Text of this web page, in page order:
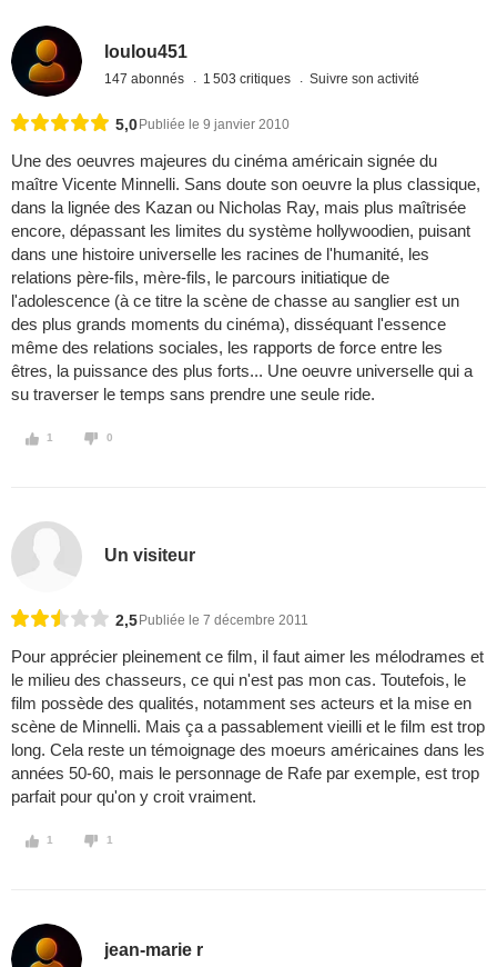
loulou451
147 abonnés 1 503 critiques Suivre son activité
5,0 Publiée le 9 janvier 2010
Une des oeuvres majeures du cinéma américain signée du
maître Vicente Minnelli. Sans doute son oeuvre la plus classique,
dans la lignée des Kazan ou Nicholas Ray, mais plus maîtrisée
encore, dépassant les limites du système hollywoodien, puisant
dans une histoire universelle les racines de l'humanité, les
relations père-fils, mère-fils, le parcours initiatique de
l'adolescence (à ce titre la scène de chasse au sanglier est un
des plus grands moments du cinéma), disséquant l'essence
même des relations sociales, les rapports de force entre les
êtres, la puissance des plus forts... Une oeuvre universelle qui a
su traverser le temps sans prendre une seule ride.
1 0
Un visiteur
2,5 Publiée le 7 décembre 2011
Pour apprécier pleinement ce film, il faut aimer les mélodrames et
le milieu des chasseurs, ce qui n'est pas mon cas. Toutefois, le
film possède des qualités, notamment ses acteurs et la mise en
scène de Minnelli. Mais ça a passablement vieilli et le film est trop
long. Cela reste un témoignage des moeurs américaines dans les
années 50-60, mais le personnage de Rafe par exemple, est trop
parfait pour qu'on y croit vraiment.
1 1
jean-marie r